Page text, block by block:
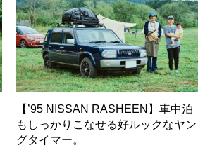
【’95 NISSAN RASHEEN】車中泊
もしっかりこなせる好ルックなヤン
グタイマー。